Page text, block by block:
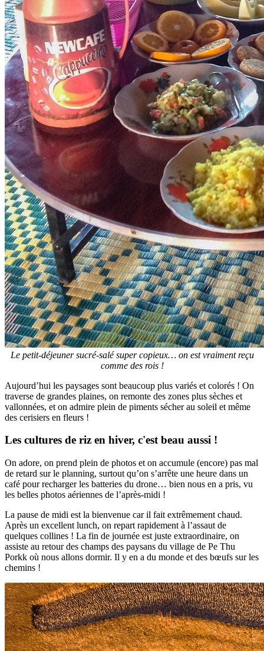
Le petit-déjeuner sucré-salé super copieux… on est vraiment reçu
comme des rois !
Aujourd’hui les paysages sont beaucoup plus variés et colorés ! On
traverse de grandes plaines, on remonte des zones plus sèches et
vallonnées, et on admire plein de piments sécher au soleil et même
des cerisiers en fleurs !
Les cultures de riz en hiver, c'est beau aussi !
On adore, on prend plein de photos et on accumule (encore) pas mal
de retard sur le planning, surtout qu’on s’arrête une heure dans un
café pour recharger les batteries du drone… bien nous en a pris, vu
les belles photos aériennes de l’après-midi !
La pause de midi est la bienvenue car il fait extrêmement chaud.
Après un excellent lunch, on repart rapidement à l’assaut de
quelques collines ! La fin de journée est juste extraordinaire, on
assiste au retour des champs des paysans du village de Pe Thu
Porkk où nous allons dormir. Il y en a du monde et des bœufs sur les
chemins !